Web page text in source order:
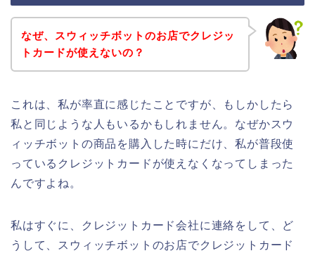
なぜ、スウィッチボットのお店でクレジッ
トカードが使えないの？
これは、私が率直に感じたことですが、もしかしたら
私と同じような人もいるかもしれません。なぜかスウ
ィッチボットの商品を購入した時にだけ、私が普段使
っているクレジットカードが使えなくなってしまった
んですよね。
私はすぐに、クレジットカード会社に連絡をして、ど
うして、スウィッチボットのお店でクレジットカード